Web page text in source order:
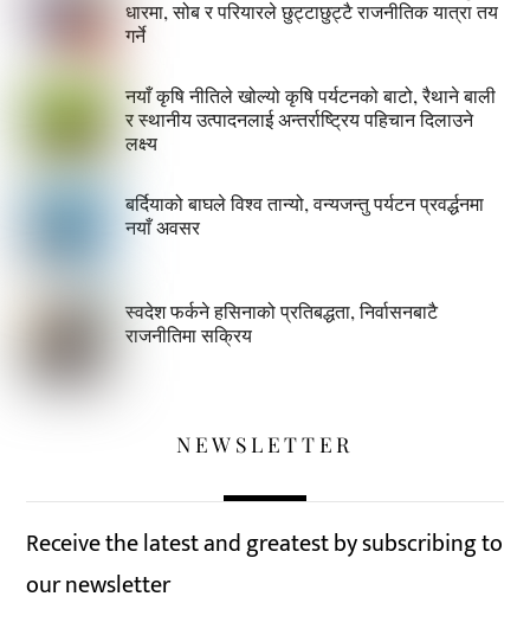
धारमा, सोब र परियारले छुट्टाछुट्टै राजनीतिक यात्रा तय
गर्ने
नयाँ कृषि नीतिले खोल्यो कृषि पर्यटनको बाटो, रैथाने बाली
र स्थानीय उत्पादनलाई अन्तर्राष्ट्रिय पहिचान दिलाउने
लक्ष्य
बर्दियाको बाघले विश्व तान्यो, वन्यजन्तु पर्यटन प्रवर्द्धनमा
नयाँ अवसर
स्वदेश फर्कने हसिनाको प्रतिबद्धता, निर्वासनबाटै
राजनीतिमा सक्रिय
NEWSLETTER
Receive the latest and greatest by subscribing to
our newsletter